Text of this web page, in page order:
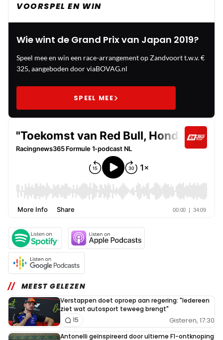
VOORSPEL EN WIN
Wie wint de Grand Prix van Japan 2019?
Speel mee en win een race-arrangement op Zandvoort t.w.v. €
325, aangeboden door viaBOVAG.nl
SPEEL MEE
MEEST GELEZEN
Verstappen doet oproep aan regering: "Iedereen
ziet wat autosport teweeg brengt"
Gisteren, 17:30
15
Antonelli geïnspireerd door ultieme F1-ontknoping